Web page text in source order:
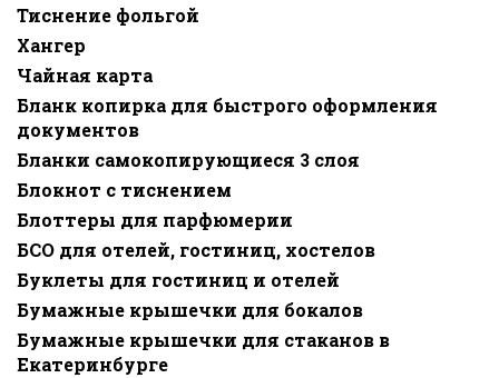
Тиснение фольгой
Хангер
Чайная карта
Бланк копирка для быстрого оформления
документов
Бланки самокопирующиеся 3 слоя
Блокнот с тиснением
Блоттеры для парфюмерии
БСО для отелей, гостиниц, хостелов
Буклеты для гостиниц и отелей
Бумажные крышечки для бокалов
Бумажные крышечки для стаканов в
Екатеринбурге